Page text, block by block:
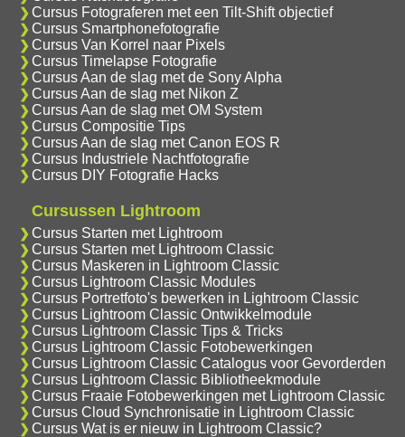
Cursus Fotograferen met een Tilt-Shift objectief
Cursus Smartphonefotografie
Cursus Van Korrel naar Pixels
Cursus Timelapse Fotografie
Cursus Aan de slag met de Sony Alpha
Cursus Aan de slag met Nikon Z
Cursus Aan de slag met OM System
Cursus Compositie Tips
Cursus Aan de slag met Canon EOS R
Cursus Industriele Nachtfotografie
Cursus DIY Fotografie Hacks
Cursussen Lightroom
Cursus Starten met Lightroom
Cursus Starten met Lightroom Classic
Cursus Maskeren in Lightroom Classic
Cursus Lightroom Classic Modules
Cursus Portretfoto's bewerken in Lightroom Classic
Cursus Lightroom Classic Ontwikkelmodule
Cursus Lightroom Classic Tips & Tricks
Cursus Lightroom Classic Fotobewerkingen
Cursus Lightroom Classic Catalogus voor Gevorderden
Cursus Lightroom Classic Bibliotheekmodule
Cursus Fraaie Fotobewerkingen met Lightroom Classic
Cursus Cloud Synchronisatie in Lightroom Classic
Cursus Wat is er nieuw in Lightroom Classic?